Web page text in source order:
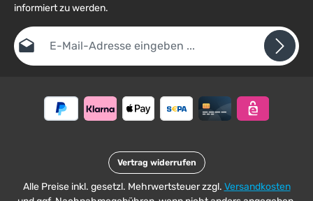
informiert zu werden.
E-Mail-Adresse*
Ich habe die Datenschutzbestimmungen zur Kenntnis
genommen und dieAGBgelesen und bin mit ihnen
Um weiterzugehen, geben Sie die oben abgebildeten Zeichen ein
Pflichtfelder.
Vertrag widerrufen
Alle Preise inkl. gesetzl. Mehrwertsteuer zzgl. Versandkosten